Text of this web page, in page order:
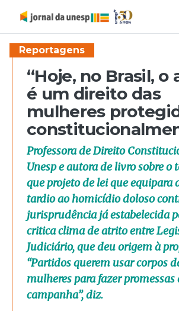
Reportagens
“Hoje, no Brasil, o
é um direito das
mulheres
Professora de Direito
Unesp e autora de livro sobre o
que projeto de lei que equipara
tardio ao homicídio doloso
jurisprudência já estabelecida
critica clima de atrito entre
Judiciário, que deu origem à
“Partidos querem usar corpos
mulheres para fazer promessas
campanha”, diz.